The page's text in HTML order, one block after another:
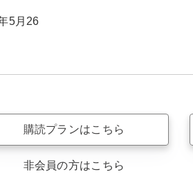
5月26
購読プランはこちら
非会員の方はこちら